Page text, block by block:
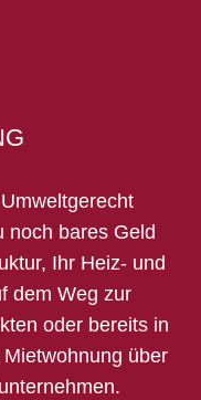
noch bares Geld
Ihr Heiz- und
dem Weg zur
oder bereits in
über